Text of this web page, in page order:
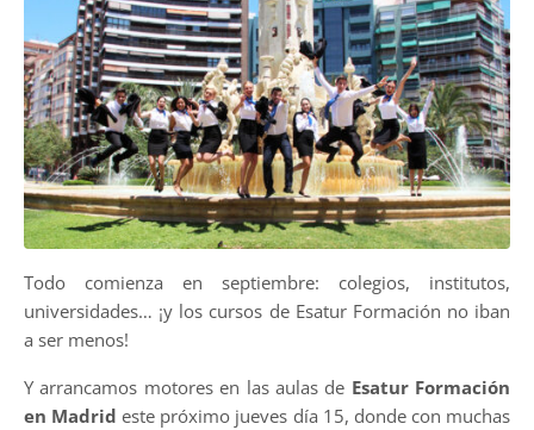
Todo comienza en septiembre: colegios, institutos,
universidades… ¡y los cursos de Esatur Formación no iban
a ser menos!
Y arrancamos motores en las aulas de Esatur Formación
en Madrid este próximo jueves día 15, donde con muchas